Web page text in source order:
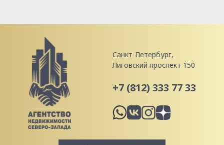
Санкт-Петербург,
Лиговский проспект 150
+7 (812) 333 77 33